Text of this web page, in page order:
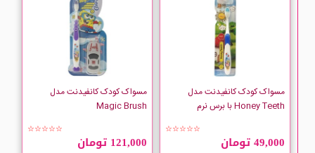
مسواک کودک کانفیدنت مدل
Honey Teeth با برس نرم
☆☆☆☆☆
49,000 تومان
مسواک کودک کانفیدنت مدل
Magic Brush
☆☆☆☆☆
121,000 تومان